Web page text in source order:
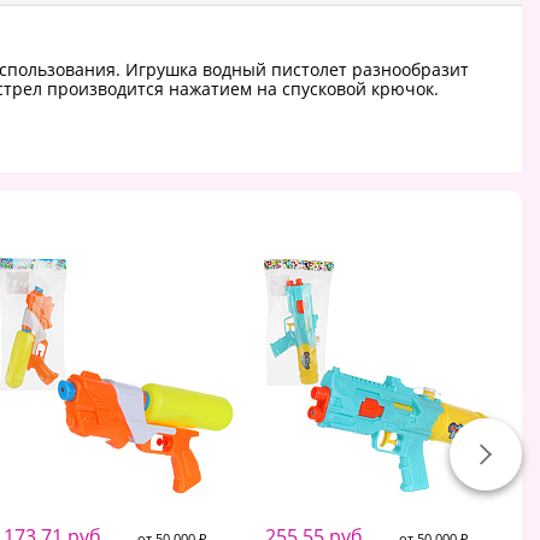
Игрушка водный пистолет разнообразит
производится нажатием на спусковой крючок.